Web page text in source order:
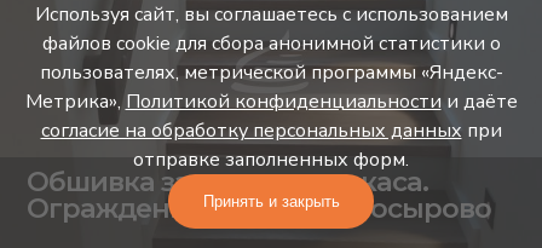
Обшивка закрытого каркаса.
Ограждение стекло. Самосырово
Используя сайт, вы соглашаетесь с использованием
файлов cookie для сбора анонимной статистики о
пользователях, метрической программы «Яндекс-
Метрика», Политикой конфиденциальности и даёте
согласие на обработку персональных данных при
отправке заполненных форм.
Принять и закрыть